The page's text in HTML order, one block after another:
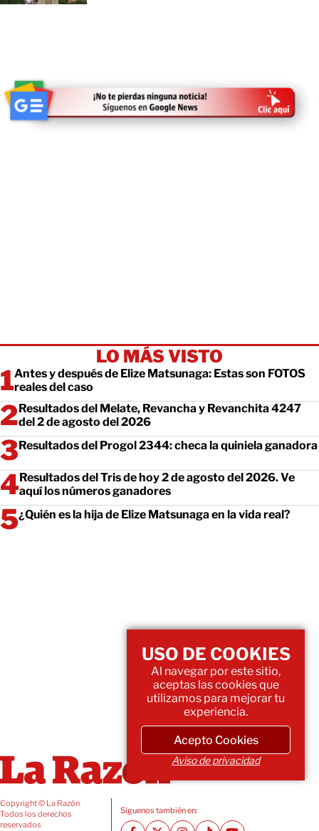
LO MÁS VISTO
Antes y después de Elize Matsunaga: Estas son FOTOS
reales del caso
Resultados del Melate, Revancha y Revanchita 4247
del 2 de agosto del 2026
Resultados del Progol 2344: checa la quiniela ganadora
Resultados del Tris de hoy 2 de agosto del 2026. Ve
aquí los números ganadores
¿Quién es la hija de Elize Matsunaga en la vida real?
Copyright © La Razón
Todos los derechos
reservados
Siguenos también en:
USO DE COOKIES
Al navegar por este sitio,
aceptas las cookies que
utilizamos para mejorar tu
experiencia.
Acepto Cookies
Aviso de privacidad